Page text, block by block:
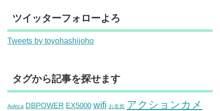
ツイッターフォローよろ
Tweets by toyohashijoho
タグから記事を探せます
Aoleca DBPOWER EX5000 wifi お名前 アクションカメ